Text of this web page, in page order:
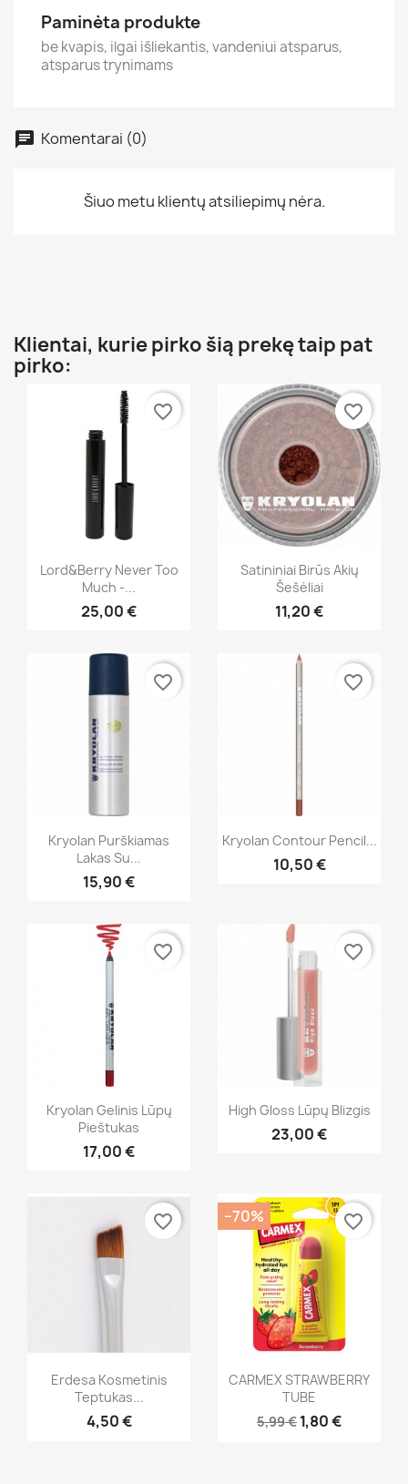
Paminėta produkte
be kvapis, ilgai išliekantis, vandeniui atsparus,
atsparus trynimams
Komentarai (0)
Šiuo metu klientų atsiliepimų nėra.
Klientai, kurie pirko šią prekę taip pat
pirko:
Greita peržiūra
Lord&Berry Never Too
Much -...
25,00 €
favorite_border
Greita peržiūra
+43
Satininiai Birūs Akių
Šešėliai
11,20 €
favorite_border
Greita peržiūra
+1
Kryolan Purškiamas
Lakas Su...
15,90 €
favorite_border
Greita peržiūra
+16
Kryolan Contour Pencil...
10,50 €
favorite_border
Greita peržiūra
+5
Kryolan Gelinis Lūpų
Pieštukas
17,00 €
favorite_border
Greita peržiūra
+20
High Gloss Lūpų Blizgis
23,00 €
favorite_border
Greita peržiūra
Erdesa Kosmetinis
Teptukas...
4,50 €
favorite_border
Greita peržiūra
CARMEX STRAWBERRY
TUBE
5,99 € 1,80 €
−70% favorite_border